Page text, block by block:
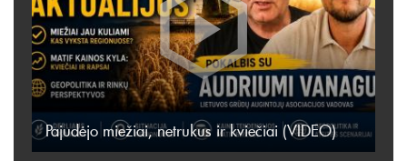
Pajudėjo miežiai, netrukus ir kviečiai (VIDEO)